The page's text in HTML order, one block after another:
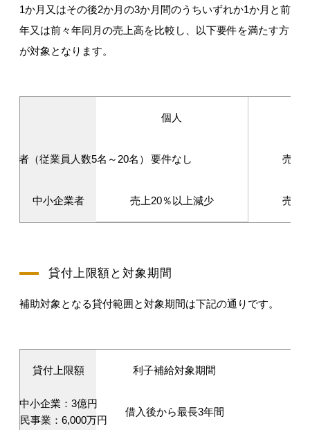
1か月又はその後2か月の3か月間のうちいずれか1か月と前
年又は前々年同月の売上高を比較し、以下要件を満たす方
が対象となります。
業者（従業員人数5名～20名）
中小企業者
個人
要件なし
売上20％以上減少
売上
売上
貸付上限額と対象期間
補助対象となる貸付範囲と対象期間は下記の通りです。
貸付上限額
中小企業：3億円
国民事業：6,000万円
利子補給対象期間
借入後から最長3年間